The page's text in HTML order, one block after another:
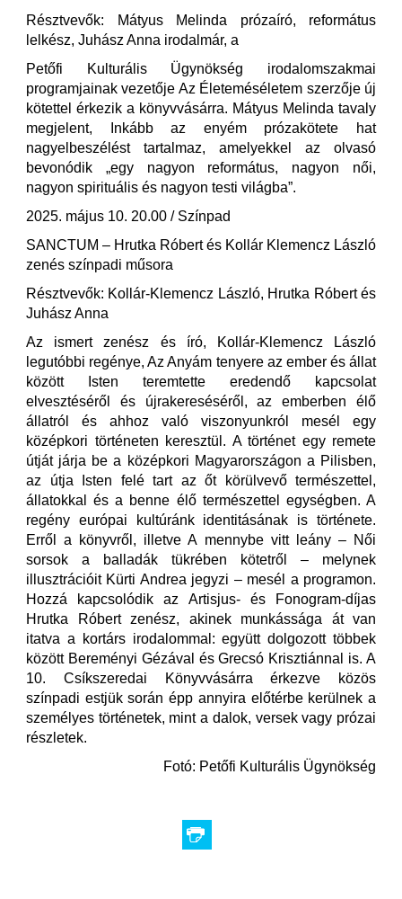
Résztvevők: Mátyus Melinda prózaíró, református
lelkész, Juhász Anna irodalmár, a
Petőfi Kulturális Ügynökség irodalomszakmai
programjainak vezetője Az Életeméséletem szerzője új
kötettel érkezik a könyvvásárra. Mátyus Melinda tavaly
megjelent, Inkább az enyém prózakötete hat
nagyelbeszélést tartalmaz, amelyekkel az olvasó
bevonódik „egy nagyon református, nagyon női,
nagyon spirituális és nagyon testi világba”.
2025. május 10. 20.00 / Színpad
SANCTUM – Hrutka Róbert és Kollár Klemencz László
zenés színpadi műsora
Résztvevők: Kollár-Klemencz László, Hrutka Róbert és
Juhász Anna
Az ismert zenész és író, Kollár-Klemencz László
legutóbbi regénye, Az Anyám tenyere az ember és állat
között Isten teremtette eredendő kapcsolat
elvesztéséről és újrakereséséről, az emberben élő
állatról és ahhoz való viszonyunkról mesél egy
középkori történeten keresztül. A történet egy remete
útját járja be a középkori Magyarországon a Pilisben,
az útja Isten felé tart az őt körülvevő természettel,
állatokkal és a benne élő természettel egységben. A
regény európai kultúránk identitásának is története.
Erről a könyvről, illetve A mennybe vitt leány – Női
sorsok a balladák tükrében kötetről – melynek
illusztrációit Kürti Andrea jegyzi – mesél a programon.
Hozzá kapcsolódik az Artisjus- és Fonogram-díjas
Hrutka Róbert zenész, akinek munkássága át van
itatva a kortárs irodalommal: együtt dolgozott többek
között Bereményi Gézával és Grecsó Krisztiánnal is. A
10. Csíkszeredai Könyvvásárra érkezve közös
színpadi estjük során épp annyira előtérbe kerülnek a
személyes történetek, mint a dalok, versek vagy prózai
részletek.
Fotó: Petőfi Kulturális Ügynökség